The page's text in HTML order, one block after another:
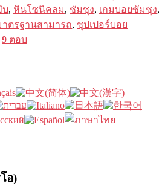
บ, หินโซนิคลม, ซัมซุง, เกมบอยซัมซุง,
าตรฐานสามารถ, ซุปเปอร์บอย
9 ตอบ
อ)